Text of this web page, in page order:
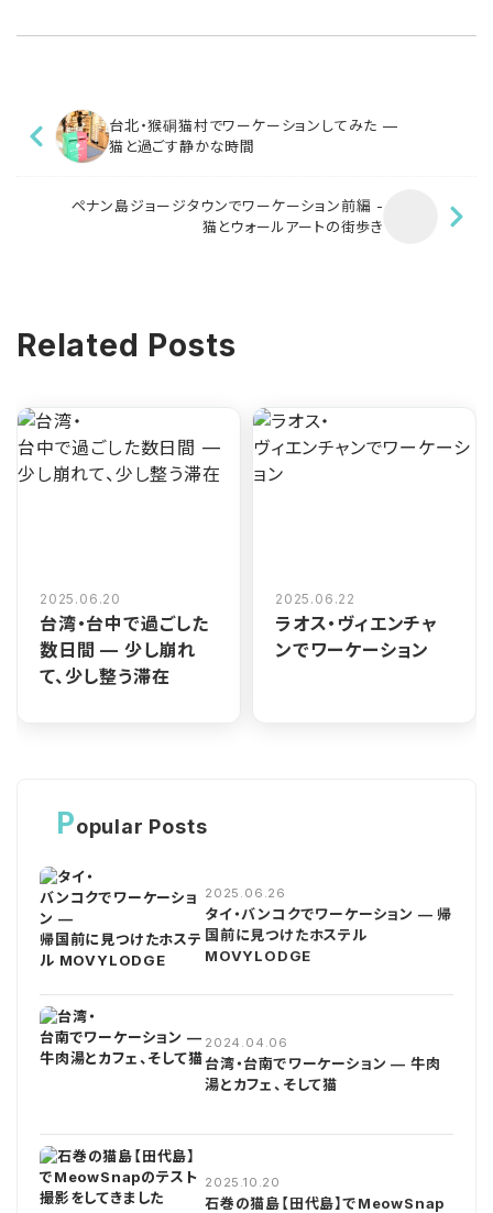
台北・猴硐猫村でワーケーションしてみた —
猫と過ごす静かな時間
ペナン島ジョージタウンでワーケーション前編 -
猫とウォールアートの街歩き
Related Posts
2025.06.20
台湾・台中で過ごした
数日間 — 少し崩れ
て、少し整う滞在
2025.06.22
ラオス・ヴィエンチャ
ンでワーケーション
Popular Posts
2025.06.26
タイ・バンコクでワーケーション — 帰
国前に見つけたホステル
MOVYLODGE
2024.04.06
台湾・台南でワーケーション — 牛肉
湯とカフェ、そして猫
2025.10.20
石巻の猫島【田代島】でMeowSnap